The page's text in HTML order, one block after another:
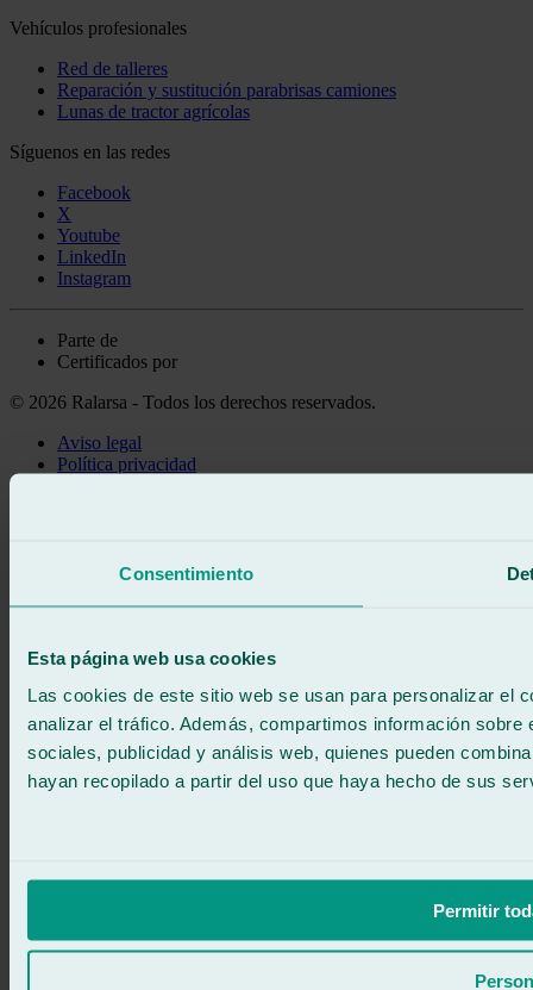
Consentimiento
Esta página web usa cookies
Las cookies de este sitio web se usan para personalizar el
analizar el tráfico. Además, compartimos información
sociales, publicidad y análisis web, quienes pueden
hayan recopilado a partir del uso que haya hecho de sus
Permitir
Vehículos profesionales
Red de talleres
Reparación y sustitución parabrisas camiones
Lunas de tractor agrícolas
Síguenos en las redes
Facebook
X
Youtube
LinkedIn
Instagram
Parte de
Certificados por
© 2026 Ralarsa - Todos los derechos reservados.
Aviso legal
Política privacidad
671 015 121
900 333 733